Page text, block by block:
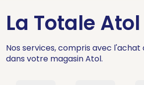
La Totale Atol
Nos services, compris avec
dans votre magasin Atol.